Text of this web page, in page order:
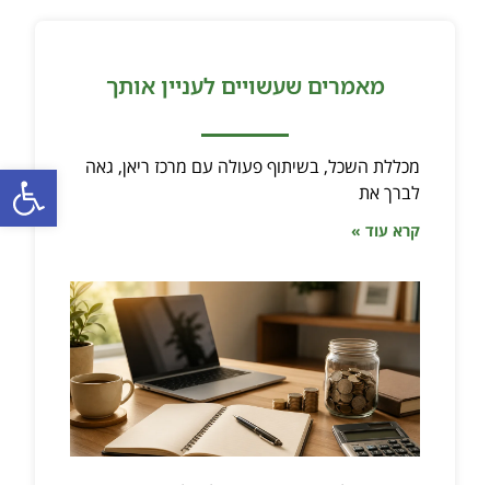
פתח
מאמרים שעשויים לעניין אותך
מכללת השכל, בשיתוף פעולה עם מרכז ריאן, גאה
לברך את
קרא עוד »